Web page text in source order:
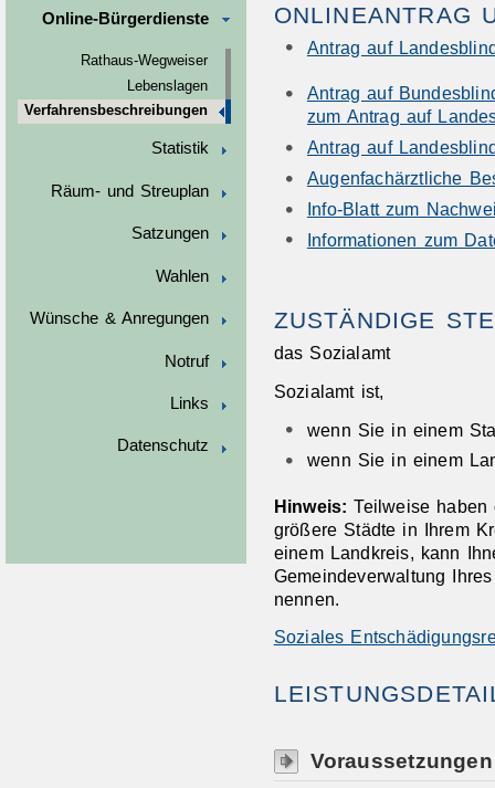
Online-Bürgerdienste
Rathaus-Wegweiser
Lebenslagen
Verfahrensbeschreibungen
Statistik
Räum- und Streuplan
Satzungen
Wahlen
Wünsche & Anregungen
Notruf
Links
Datenschutz
ONLINEANTRAG
Antrag auf
Antrag auf
zum Antrag auf
Antrag auf
Augenfachärztliche
Info-Blatt zum
Informationen zum
ZUSTÄNDIGE
das Sozialamt
Sozialamt ist,
wenn Sie in einem
wenn Sie in einem
Hinweis:Teilweise
größere Städte in Ihrem
einem Landkreis, kann
Gemeindeverwaltung
nennen.
Soziales
Voraussetzungen